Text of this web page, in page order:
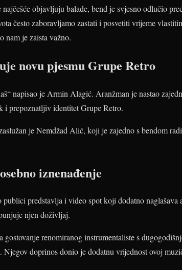
objavljuju balade, bend je svjesno odlučio
često zaboravljamo zastati i posvetiti vrijeme
nam je zaista važno.
novu pjesmu Grupe Retro
napisao je Armin Alagić. Aranžman je nastao
i prepoznatljiv identitet Grupe Retro.
je Nemdžad Alić, koji je zajedno s bendom
iznenađenje
publici predstavlja i video spot koji dodatno
njen doživljaj.
gostovanje renomiranog instrumentaliste s
doprinos donio je dodatnu vrijednost ovoj